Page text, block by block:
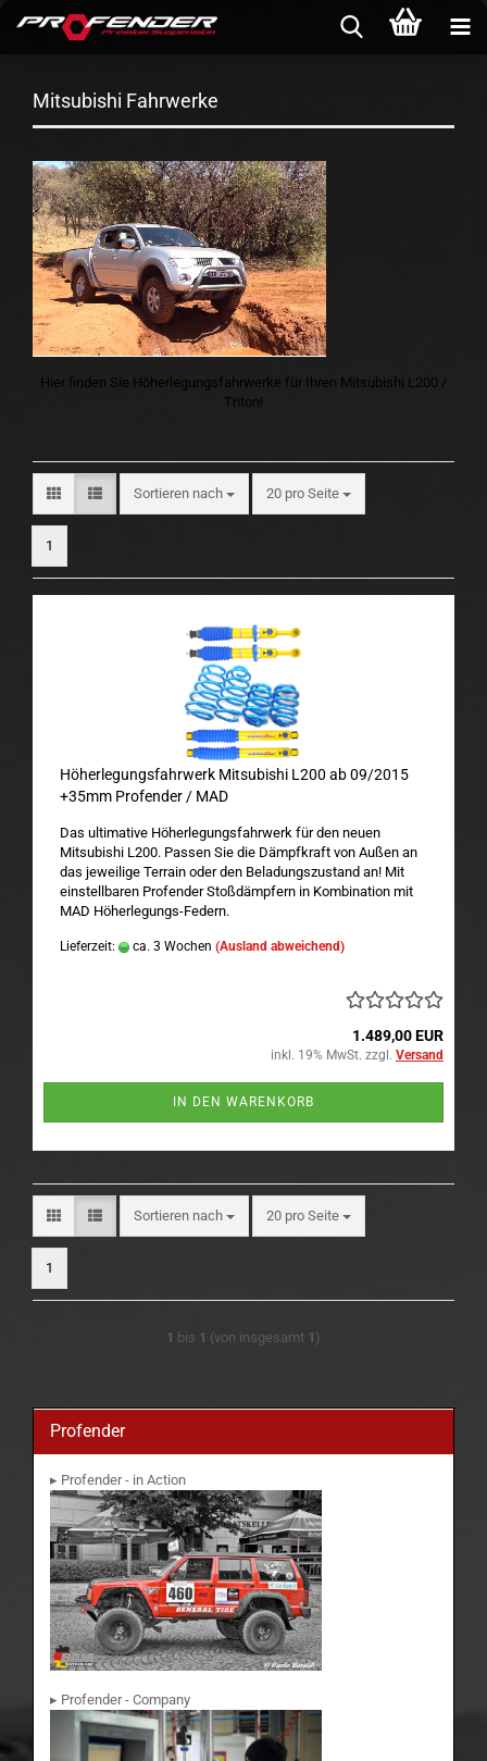
Mitsubishi Fahrwerke
Hier finden Sie Höherlegungsfahrwerke für Ihren Mitsubishi L200 /
Triton!
Sortieren nach
Sortieren nach 20 pro Seite
pro Seite
1
Höherlegungsfahrwerk Mitsubishi L200 ab 09/2015
+35mm Profender / MAD
Das ultimative Höherlegungsfahrwerk für den neuen
Mitsubishi L200. Passen Sie die Dämpfkraft von Außen an
das jeweilige Terrain oder den Beladungszustand an! Mit
einstellbaren Profender Stoßdämpfern in Kombination mit
MAD Höherlegungs-Federn.
Lieferzeit: ca. 3 Wochen (Ausland abweichend)
1.489,00 EUR
inkl. 19% MwSt. zzgl. Versand
IN DEN WARENKORB
Sortieren nach
Sortieren nach 20 pro Seite
pro Seite
1
1 bis 1 (von insgesamt 1 )
Profender
▸ Profender - in Action
▸ Profender - Company